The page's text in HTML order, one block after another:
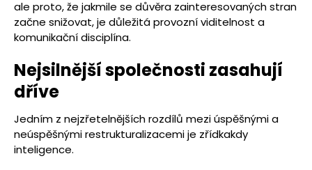
ale proto, že jakmile se důvěra zainteresovaných stran
začne snižovat, je důležitá provozní viditelnost a
komunikační disciplína.
Nejsilnější společnosti zasahují
dříve
Jedním z nejzřetelnějších rozdílů mezi úspěšnými a
neúspěšnými restrukturalizacemi je zřídkakdy
inteligence.